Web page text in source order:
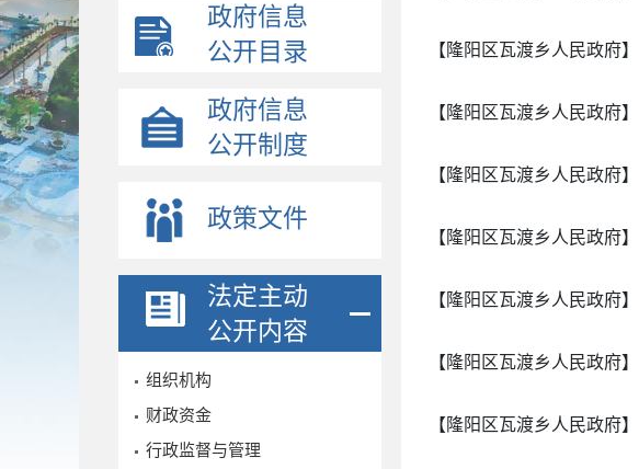
政府信息
公开目录
政府信息
公开制度
政策文件
法定主动
公开内容
组织机构
财政资金
行政监督与管理
【隆阳区瓦渡乡人民政府】
【隆阳区瓦渡乡人民政府】
【隆阳区瓦渡乡人民政府】
【隆阳区瓦渡乡人民政府】
【隆阳区瓦渡乡人民政府】
【隆阳区瓦渡乡人民政府】
【隆阳区瓦渡乡人民政府】